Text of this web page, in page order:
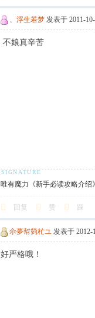
、浮生若梦 发表于 2011-
不娘真辛苦
唯有魔力《新手必读攻略介绍
回复 赞 踩
尒夢幇箌杧ユ 发表于 2012-
好严格哦！